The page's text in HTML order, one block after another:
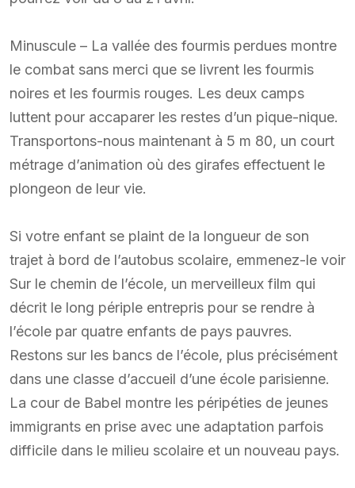
Minuscule – La vallée des fourmis perdues montre
le combat sans merci que se livrent les fourmis
noires et les fourmis rouges. Les deux camps
luttent pour accaparer les restes d’un pique-nique.
Transportons-nous maintenant à 5 m 80, un court
métrage d’animation où des girafes effectuent le
plongeon de leur vie.
Si votre enfant se plaint de la longueur de son
trajet à bord de l’autobus scolaire, emmenez-le voir
Sur le chemin de l’école, un merveilleux film qui
décrit le long périple entrepris pour se rendre à
l’école par quatre enfants de pays pauvres.
Restons sur les bancs de l’école, plus précisément
dans une classe d’accueil d’une école parisienne.
La cour de Babel montre les péripéties de jeunes
immigrants en prise avec une adaptation parfois
difficile dans le milieu scolaire et un nouveau pays.